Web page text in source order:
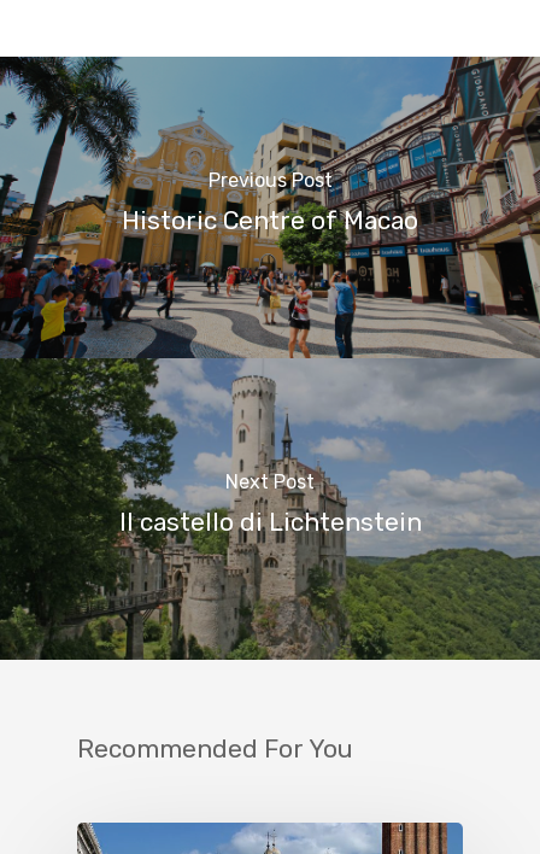
Previous Post
Historic Centre of Macao
Next Post
Il castello di Lichtenstein
Recommended For You